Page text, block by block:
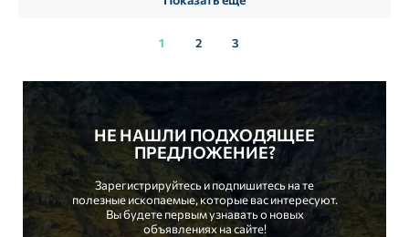
1 2 3
НЕ НАШЛИ ПОДХОДЯЩЕЕ
ПРЕДЛОЖЕНИЕ?
Зарегистрируйтесь и подпишитесь на те
полезные ископаемые, которые вас интересуют.
Вы будете первым узнавать о новых
объявлениях на сайте!